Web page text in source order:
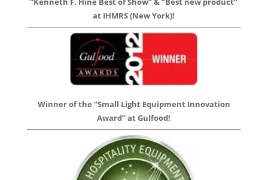
at IHMRS (New York)!
Winner of the “Small Light Equipment Innovation
Award” at Gulfood!